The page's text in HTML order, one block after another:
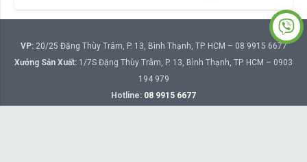
VP:20/25 Đặng Thùy Trâm, P. 13, Bình Thạnh, TP. HCM – 08 9915 6677
Xưởng Sản Xuất: 1/7S Đặng Thùy Trâm, P. 13, Bình Thạnh, TP. HCM – 0903
194 979
Hotline: 08 9915 6677